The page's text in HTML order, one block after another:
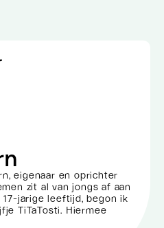
eigenaar en oprichter
zit al van jongs af aan
17-jarige leeftijd, begon ik
TiTaTosti. Hiermee